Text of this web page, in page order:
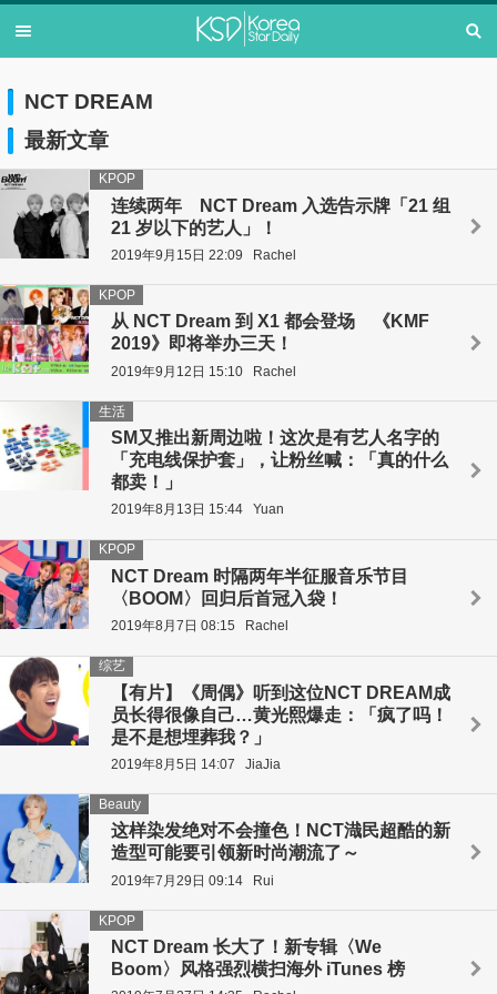
NCT DREAM
最新文章
连续两年 NCT Dream 入选告示牌「21 组
21 岁以下的艺人」！
KPOP
2019年9月15日 22:09 Rachel
从 NCT Dream 到 X1 都会登场 《KMF
2019》即将举办三天！
KPOP
2019年9月12日 15:10 Rachel
SM又推出新周边啦！这次是有艺人名字的
「充电线保护套」，让粉丝喊：「真的什么
都卖！」
生活
2019年8月13日 15:44 Yuan
NCT Dream 时隔两年半征服音乐节目
〈BOOM〉回归后首冠入袋！
KPOP
2019年8月7日 08:15 Rachel
【有片】《周偶》听到这位NCT DREAM成
员长得很像自己…黄光熙爆走：「疯了吗！
是不是想埋葬我？」
综艺
2019年8月5日 14:07 JiaJia
这样染发绝对不会撞色！NCT渽民超酷的新
造型可能要引领新时尚潮流了～
Beauty
2019年7月29日 09:14 Rui
NCT Dream 长大了！新专辑〈We
Boom〉风格强烈横扫海外 iTunes 榜
KPOP